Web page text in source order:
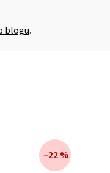
blogu.
–22 %